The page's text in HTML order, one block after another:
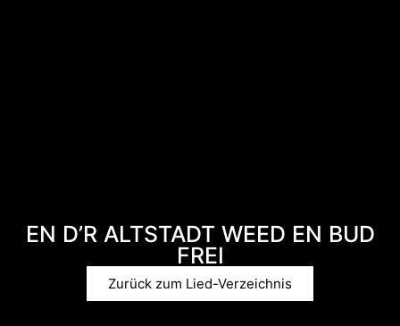
EN D’R ALTSTADT WEED EN BUD
FREI
Zurück zum Lied-Verzeichnis